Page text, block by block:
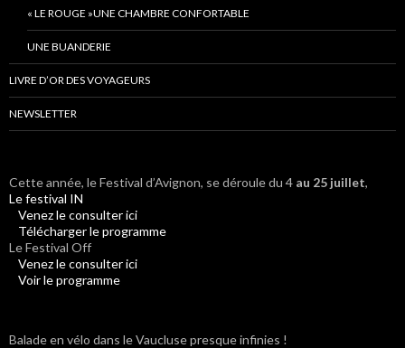
« LE ROUGE »UNE CHAMBRE CONFORTABLE
UNE BUANDERIE
LIVRE D’OR DES VOYAGEURS
NEWSLETTER
Cette année, le Festival d’Avignon, se déroule du 4 au 25 juillet,
Le festival IN
Venez le consulter ici
Télécharger le programme
Le Festival Off
Venez le consulter ici
Voir le programme
Balade en vélo dans le Vaucluse presque infinies !